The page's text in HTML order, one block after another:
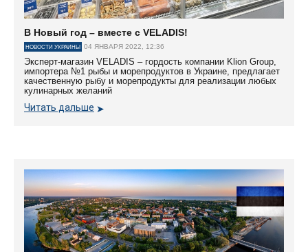
В Новый год – вместе с VELADIS!
НОВОСТИ УКРАИНЫ 04 ЯНВАРЯ 2022, 12:36
Эксперт-магазин VELADIS – гордость компании Klion Group,
импортера №1 рыбы и морепродуктов в Украине, предлагает
качественную рыбу и морепродукты для реализации любых
кулинарных желаний
Читать дальше